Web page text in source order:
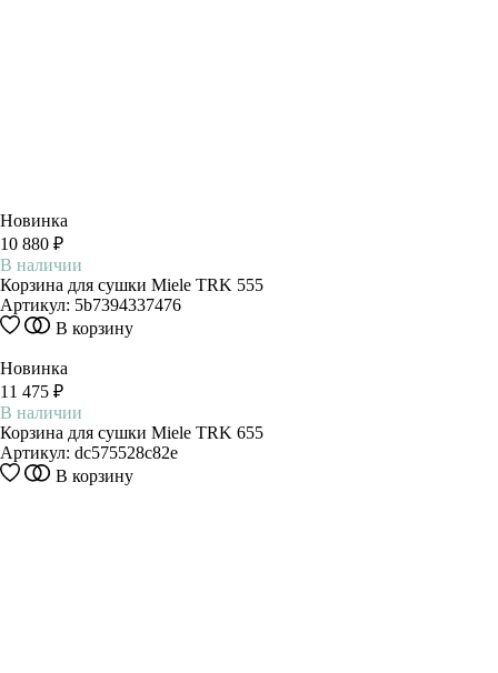
Новинка
10 880 ₽
В наличии
Корзина для сушки Miele TRK 555
Артикул: 5b7394337476
В корзину
Новинка
11 475 ₽
В наличии
Корзина для сушки Miele TRK 655
Артикул: dc575528c82e
В корзину